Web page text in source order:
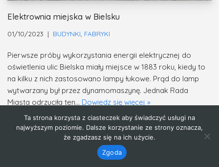
Elektrownia miejska w Bielsku
01/10/2023 BUDYNKI FABRYKI
Pierwsze próby wykorzystania energii elektrycznej do
oświetlenia ulic Bielska miały miejsce w 1883 roku, kiedy to
na kilku z nich zastosowano lampy łukowe. Prąd do lamp
wytwarzany był przez dynamomaszynę. Jednak Rada
Miasta odrzuciła ten… Dowiedz się więcej »
Ta strona korzysta z ciasteczek aby świadczyć usługi na
najwyższym poziomie. Dalsze korzystanie ze strony oznacza,
że zgadzasz się na ich użycie.
Zgoda